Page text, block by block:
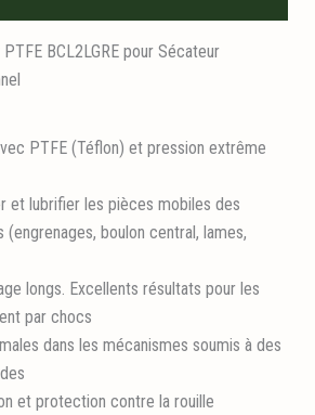
BCL2LGRE pour Sécateur
PTFE (Téflon) et pression extrême
et lubrifier les pièces mobiles des
boulon central, lames,
longs. Excellents résultats pour les
par chocs
dans les mécanismes soumis à des
et protection contre la rouille